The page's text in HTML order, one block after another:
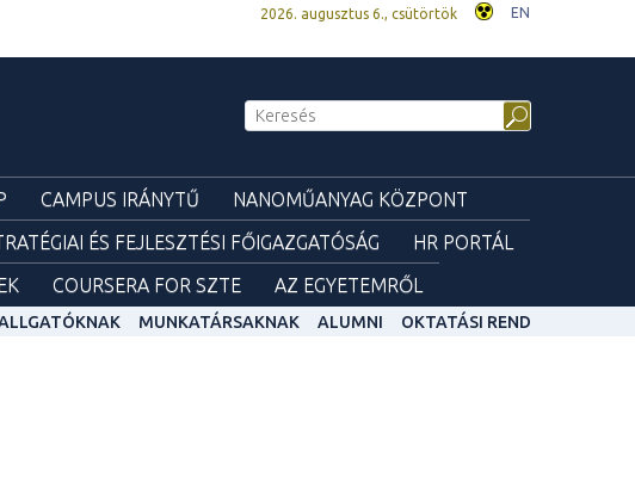
2026. augusztus 6., csütörtök EN
CAMPUS IRÁNYTŰ
NANOMŰANYAG KÖZPONT
ÉS FEJLESZTÉSI FŐIGAZGATÓSÁG
HR PORTÁL
COURSERA FOR SZTE AZ EGYETEMRŐL
MUNKATÁRSAKNAK ALUMNI OKTATÁSI REND